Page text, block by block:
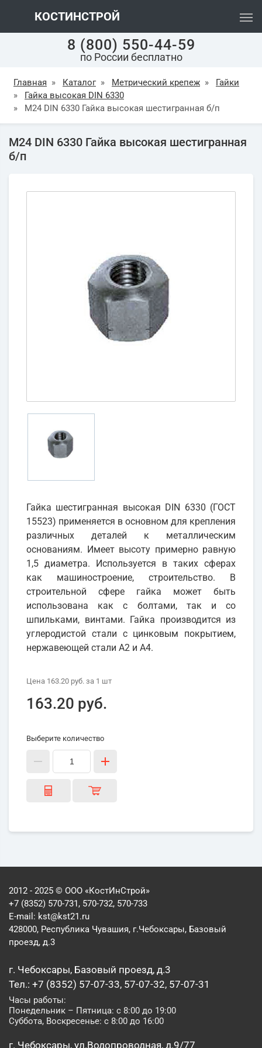
КОСТИНСТРОЙ
8 (800) 550-44-59
по России бесплатно
Главная » Каталог » Метрический крепеж »
Гайки
»
Гайка высокая DIN 6330
»
М24 DIN 6330 Гайка высокая шестигранная б/п
М24 DIN 6330 Гайка высокая шестигранная
б/п
Гайка шестигранная высокая DIN 6330 (ГОСТ
15523) применяется в основном для крепления
различных деталей к металлическим
основаниям. Имеет высоту примерно равную
1,5 диаметра. Используется в таких сферах
как машиностроение, строительство. В
строительной сфере гайка может быть
использована как с болтами, так и со
шпильками, винтами. Гайка производится из
углеродистой стали с цинковым покрытием,
нержавеющей стали А2 и А4.
Цена 163.20 руб. за 1 шт
163.20 руб.
Выберите количество
2012 - 2025 © ООО «КостИнСтрой»
+7 (8352) 570-731, 570-732, 570-733
E-mail: kst@kst21.ru
428000, Республика Чувашия, г.Чебоксары, Базовый
проезд, д.3
г. Чебоксары, Базовый проезд, д.3
Тел.: +7 (8352) 57-07-33, 57-07-32, 57-07-31
Часы работы:
Понедельник – Пятница: с 8:00 до 19:00
Суббота, Воскресенье: с 8:00 до 16:00
г. Чебоксары, ул.Водопроводная, д.9/77